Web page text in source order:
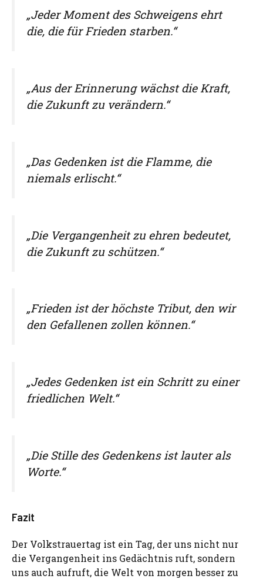
„Jeder Moment des Schweigens ehrt
die, die für Frieden starben.“
„Aus der Erinnerung wächst die Kraft,
die Zukunft zu verändern.“
„Das Gedenken ist die Flamme, die
niemals erlischt.“
„Die Vergangenheit zu ehren bedeutet,
die Zukunft zu schützen.“
„Frieden ist der höchste Tribut, den wir
den Gefallenen zollen können.“
„Jedes Gedenken ist ein Schritt zu einer
friedlichen Welt.“
„Die Stille des Gedenkens ist lauter als
Worte.“
Fazit
Der Volkstrauertag ist ein Tag, der uns nicht nur
die Vergangenheit ins Gedächtnis ruft, sondern
uns auch aufruft, die Welt von morgen besser zu